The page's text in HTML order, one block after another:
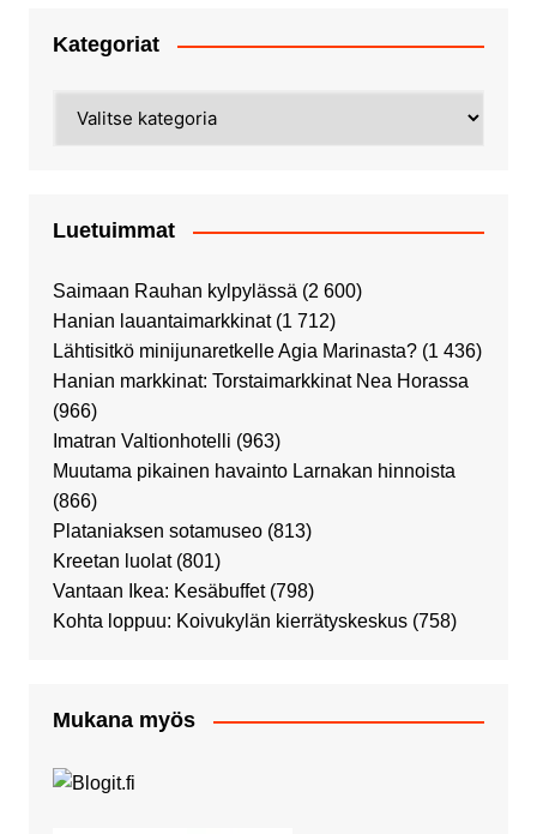
Kategoriat
Luetuimmat
Saimaan Rauhan kylpylässä (2 600)
Hanian lauantaimarkkinat (1 712)
Lähtisitkö minijunaretkelle Agia Marinasta? (1 436)
Hanian markkinat: Torstaimarkkinat Nea Horassa
(966)
Imatran Valtionhotelli (963)
Muutama pikainen havainto Larnakan hinnoista
(866)
Plataniaksen sotamuseo (813)
Kreetan luolat (801)
Vantaan Ikea: Kesäbuffet (798)
Kohta loppuu: Koivukylän kierrätyskeskus (758)
Mukana myös